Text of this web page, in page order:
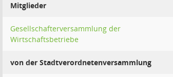
Mitglieder
Gesellschafterversammlung der
Wirtschaftsbetriebe
von der Stadtverordnetenversammlung